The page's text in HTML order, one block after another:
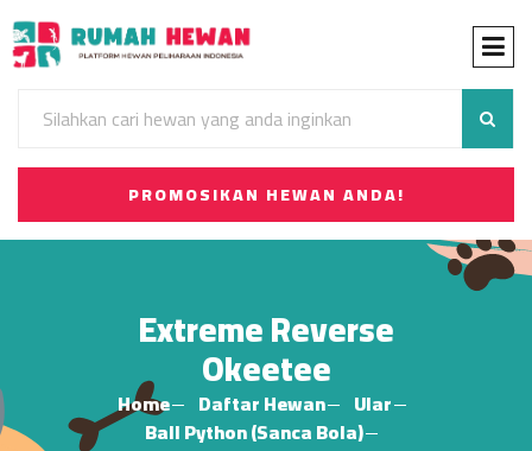
PROMOSIKAN HEWAN ANDA!
Extreme Reverse
Okeetee
Home Daftar Hewan
Ular
Ball Python (Sanca Bola)